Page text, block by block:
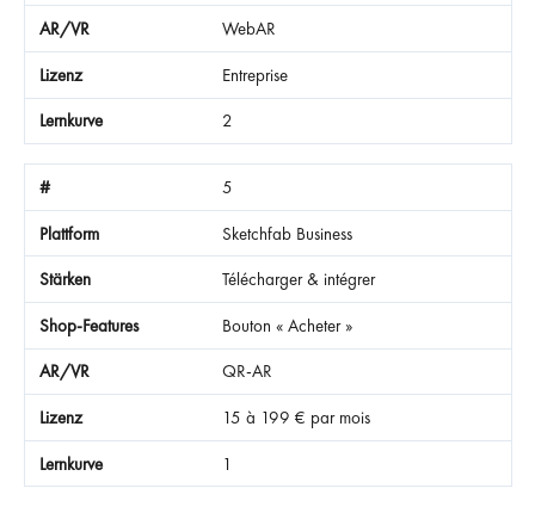
WebAR
Entreprise
2
5
Sketchfab Business
Télécharger & intégrer
Bouton « Acheter »
QR-AR
15 à 199 € par mois
1